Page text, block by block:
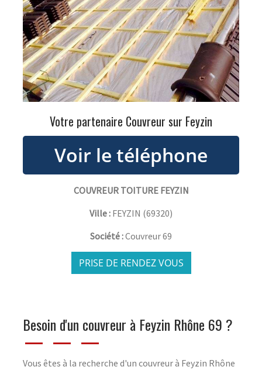
Votre partenaire Couvreur sur Feyzin
COUVREUR TOITURE FEYZIN
Ville : FEYZIN (69320)
Société :Couvreur 69
PRISE DE RENDEZ VOUS
Besoin d'un couvreur à Feyzin Rhône 69 ?
Vous êtes à la recherche d'un couvreur à Feyzin Rhône